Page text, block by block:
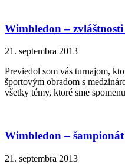
Wimbledon –
21. septembra 2013
Previedol som vás turnajom,
športovým obradom s
všetky témy, ktoré sme
Wimbledon –
21. septembra 2013